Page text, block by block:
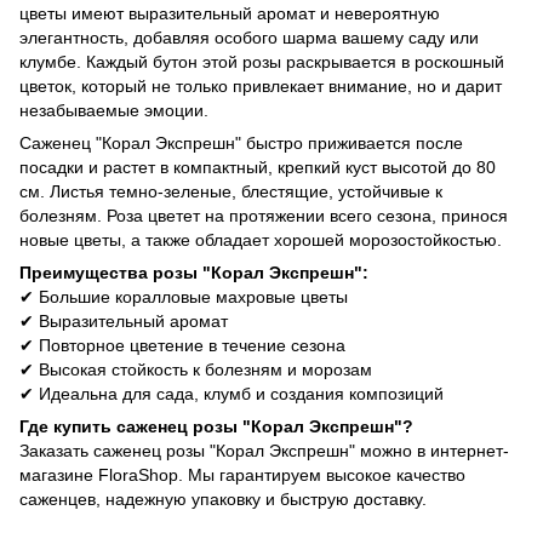
цветы имеют выразительный аромат и невероятную
элегантность, добавляя особого шарма вашему саду или
клумбе. Каждый бутон этой розы раскрывается в роскошный
цветок, который не только привлекает внимание, но и дарит
незабываемые эмоции.
Саженец "Корал Экспрешн" быстро приживается после
посадки и растет в компактный, крепкий куст высотой до 80
см. Листья темно-зеленые, блестящие, устойчивые к
болезням. Роза цветет на протяжении всего сезона, принося
новые цветы, а также обладает хорошей морозостойкостью.
Преимущества розы "Корал Экспрешн":
✔ Большие коралловые махровые цветы
✔ Выразительный аромат
✔ Повторное цветение в течение сезона
✔ Высокая стойкость к болезням и морозам
✔ Идеальна для сада, клумб и создания композиций
Где купить саженец розы "Корал Экспрешн"?
Заказать саженец розы "Корал Экспрешн" можно в интернет-
магазине FloraShop. Мы гарантируем высокое качество
саженцев, надежную упаковку и быструю доставку.